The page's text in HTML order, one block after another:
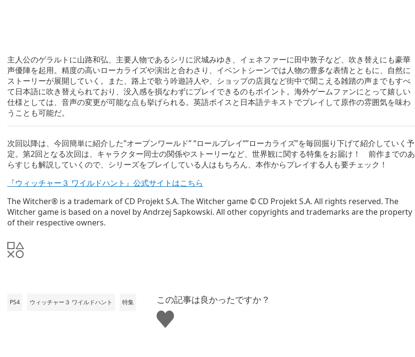
主人公のゲラルトに山路和弘、主要人物であるシリに沢城みゆき、イェネファーに田中敦子など、吹き替えにも豪華
声優陣を起用。精度の高いローカライズや演出と合わさり、イベントシーンでは人物の豊多な表情とともに、自然に
ストーリーが展開していく。また、路上で歌う吟遊詩人や、ショップの店員など街中で聞こえる雑踏の声までもすべ
て日本語に吹き替えられており、没入感を損なわずにプレイできるのもポイント。海外ゲームファンにとって嬉しい
仕様としては、音声の変更が可能な点も挙げられる。英語ボイスと日本語テキストでプレイして原作の雰囲気を味わ
うことも可能だ。
次回以降は、今回簡単に紹介した”オープンワールド” “ロールプレイ””ローカライズ”を毎回掘り下げて紹介していく予
定。第2回となる次回は、キャラクター同士の関係やストーリーなど、世界観に関する特集をお届け！ 前作までのあ
らすじも解説していくので、シリーズをプレイしている人はもちろん、本作からプレイする人も要チェック！
『ウィッチャー３ ワイルドハント』公式サイトはこちら
The Witcher® is a trademark of CD Projekt S.A. The Witcher game © CD Projekt S.A. All rights reserved. The
Witcher game is based on a novel by Andrzej Sapkowski. All other copyrights and trademarks are the property
of their respective owners.
PS4 ウィッチャー３ ワイルドハント 特集
この記事は良かったですか？
い
い